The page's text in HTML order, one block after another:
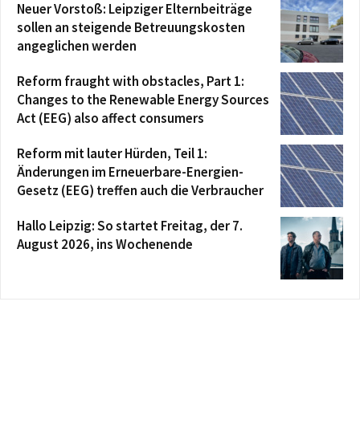
Neuer Vorstoß: Leipziger Elternbeiträge
sollen an steigende Betreuungskosten
angeglichen werden
Reform fraught with obstacles, Part 1:
Changes to the Renewable Energy Sources
Act (EEG) also affect consumers
Reform mit lauter Hürden, Teil 1:
Änderungen im Erneuerbare-Energien-
Gesetz (EEG) treffen auch die Verbraucher
Hallo Leipzig: So startet Freitag, der 7.
August 2026, ins Wochenende